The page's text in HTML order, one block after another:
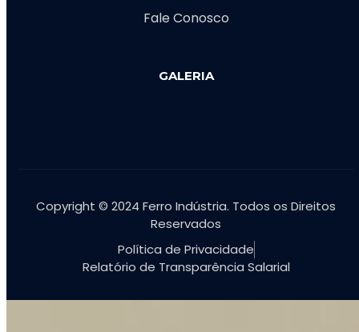
Fale Conosco
GALERIA
Copyright © 2024 Ferro Indústria. Todos os Direitos
Reservados
Política de Privacidade
Relatório de Transparência Salarial